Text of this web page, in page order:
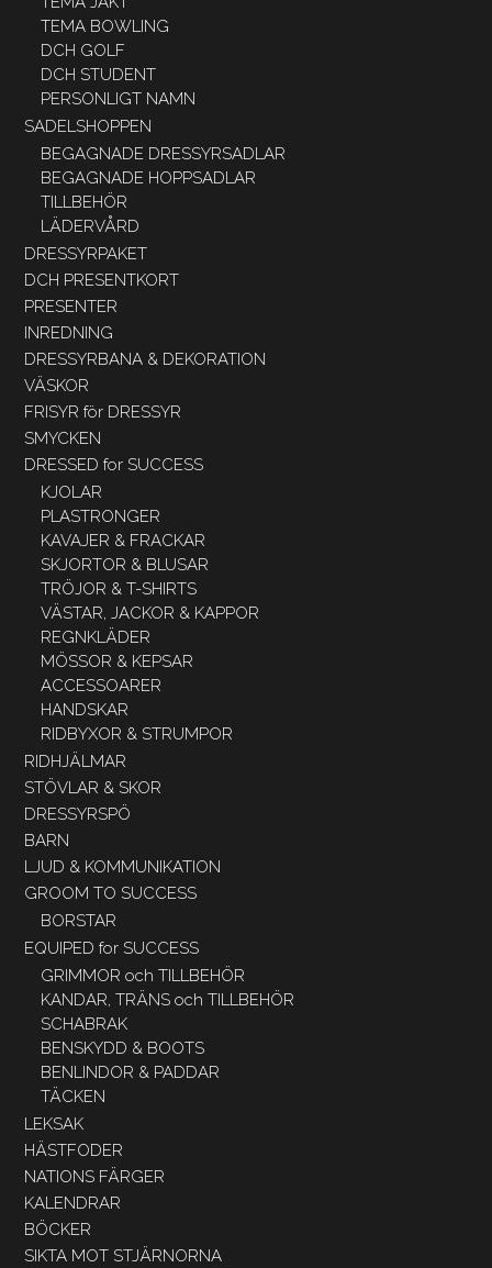
TEMA BOWLING
DCH GOLF
DCH STUDENT
PERSONLIGT NAMN
SADELSHOPPEN
BEGAGNADE DRESSYRSADLAR
BEGAGNADE HOPPSADLAR
TILLBEHÖR
LÄDERVÅRD
DRESSYRPAKET
DCH PRESENTKORT
PRESENTER
INREDNING
DRESSYRBANA & DEKORATION
VÄSKOR
FRISYR för DRESSYR
SMYCKEN
DRESSED for SUCCESS
KJOLAR
PLASTRONGER
KAVAJER & FRACKAR
SKJORTOR & BLUSAR
TRÖJOR & T-SHIRTS
VÄSTAR, JACKOR & KAPPOR
REGNKLÄDER
MÖSSOR & KEPSAR
ACCESSOARER
HANDSKAR
RIDBYXOR & STRUMPOR
RIDHJÄLMAR
STÖVLAR & SKOR
DRESSYRSPÖ
BARN
LJUD & KOMMUNIKATION
GROOM TO SUCCESS
BORSTAR
EQUIPED for SUCCESS
GRIMMOR och TILLBEHÖR
KANDAR, TRÄNS och TILLBEHÖR
SCHABRAK
BENSKYDD & BOOTS
BENLINDOR & PADDAR
TÄCKEN
LEKSAK
HÄSTFODER
NATIONS FÄRGER
KALENDRAR
BÖCKER
SIKTA MOT STJÄRNORNA